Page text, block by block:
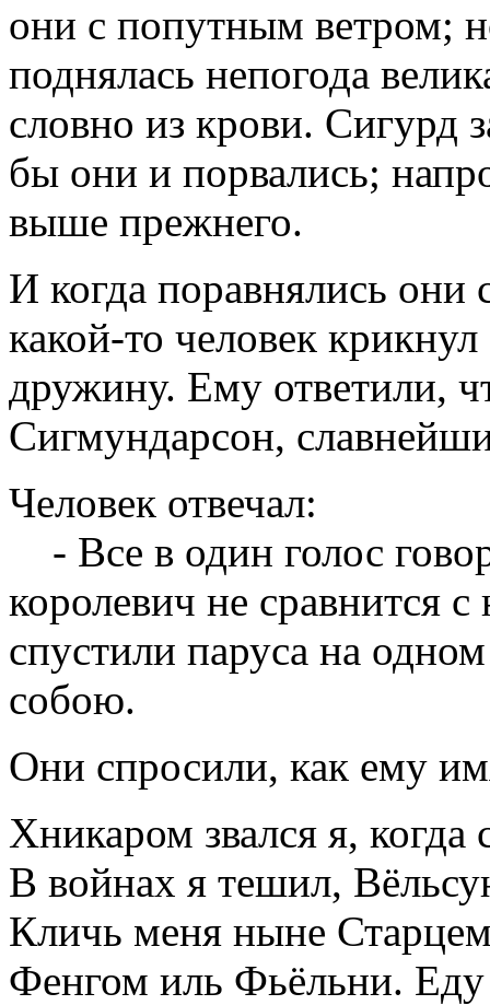
они с попутным ветром;
поднялась непогода
словно из крови. Сигурд
бы они и порвались;
выше прежнего.
И когда поравнялись
какой-то человек
дружину. Ему ответили,
Сигмундарсон,
Человек отвечал:
- Все в один голос
королевич не сравнится
спустили паруса на
собою.
Они спросили, как ему
Хникаром звался я, когда
В войнах я тешил,
Кличь меня ныне
Фенгом иль Фьёльни.